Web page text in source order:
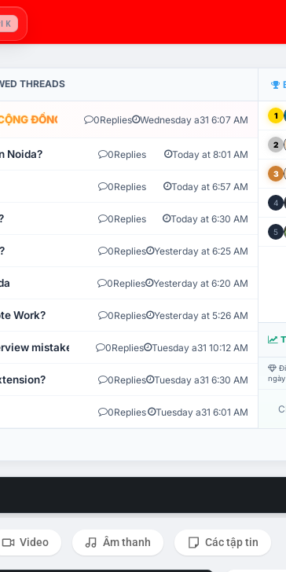
K
THREADS
ĐỒNG VLIKE.VN: HỆ THỐNG GIÁM SÁT TỰ
0Replies Wednesday a31 6:07 AM
Noida? 0Replies Today at 8:01 AM
0Replies Today at 6:57 AM
0Replies Today at 6:30 AM
0Replies Yesterday at 6:25 AM
0Replies Yesterday at 6:20 AM
Work? 0Replies Yesterday at 5:26 AM
mistakes? 0Replies Tuesday a31 10:12 AM
0Replies Tuesday a31 6:30 AM
0Replies Tuesday a31 6:01 AM
1
2
3
4
5
Video Âm thanh Các tập tin